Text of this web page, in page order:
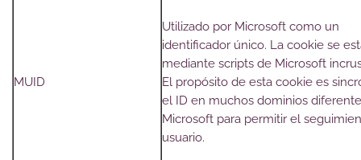
MUID
Utilizado por Microsoft como un
identificador único. La cookie se
mediante scripts de Microsoft
El propósito de esta cookie es
el ID en muchos dominios
Microsoft para permitir el
usuario.